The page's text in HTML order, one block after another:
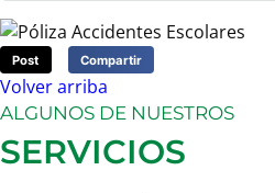
Post Compartir
Volver arriba
ALGUNOS DE NUESTROS
SERVICIOS